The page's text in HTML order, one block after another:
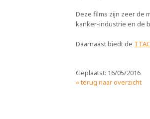
Deze films zijn zeer de
kanker-industrie en de
Daarnaast biedt de
Geplaatst: 16/05/2016
« terug naar overzicht